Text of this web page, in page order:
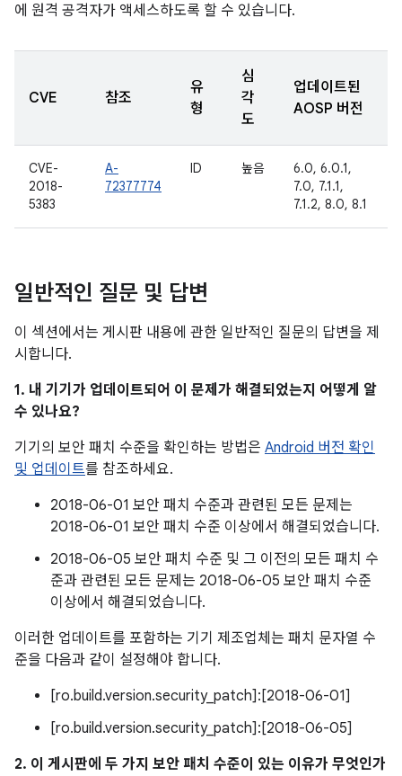
에 원격 공격자가 액세스하도록 할 수 있습니다.
CVE 참조
유
형
심
각
도
업데이트된
AOSP 버전
CVE-
2018-
5383
A-
72377774
ID 높음
6.0, 6.0.1,
7.0, 7.1.1,
7.1.2, 8.0, 8.1
일반적인 질문 및 답변
이 섹션에서는 게시판 내용에 관한 일반적인 질문의 답변을 제
시합니다.
1. 내 기기가 업데이트되어 이 문제가 해결되었는지 어떻게 알
수 있나요?
기기의 보안 패치 수준을 확인하는 방법은 Android 버전 확인
및 업데이트를 참조하세요.
2018-06-01 보안 패치 수준과 관련된 모든 문제는
2018-06-01 보안 패치 수준 이상에서 해결되었습니다.
2018-06-05 보안 패치 수준 및 그 이전의 모든 패치 수
준과 관련된 모든 문제는 2018-06-05 보안 패치 수준
이상에서 해결되었습니다.
이러한 업데이트를 포함하는 기기 제조업체는 패치 문자열 수
준을 다음과 같이 설정해야 합니다.
[ro.build.version.security_patch]:[2018-06-01]
[ro.build.version.security_patch]:[2018-06-05]
2. 이 게시판에 두 가지 보안 패치 수준이 있는 이유가 무엇인가